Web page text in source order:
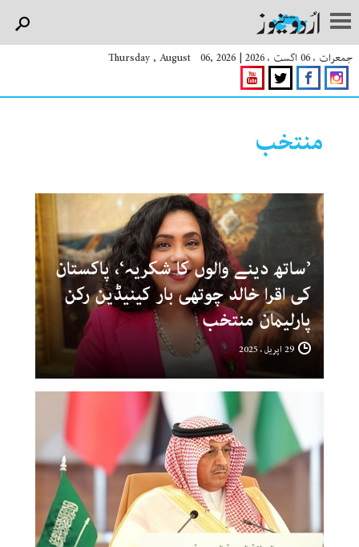
جمعرات ، 06 اگست ، 2026 |
Thursday , August 06, 2026
منتخب
’ساتھ دینے والوں کا شکریہ‘، پاکستان
کی اقرا خالد چوتھی بار کینیڈین رکن
پارلیمان منتخب